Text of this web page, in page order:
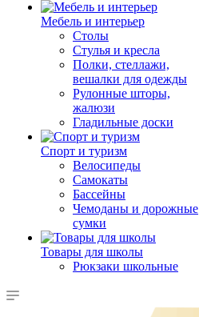
Мебель и интерьер
Столы
Стулья и кресла
Полки, стеллажи,
вешалки для одежды
Рулонные шторы,
жалюзи
Гладильные доски
Спорт и туризм
Велосипеды
Самокаты
Бассейны
Чемоданы и дорожные
сумки
Товары для школы
Рюкзаки школьные